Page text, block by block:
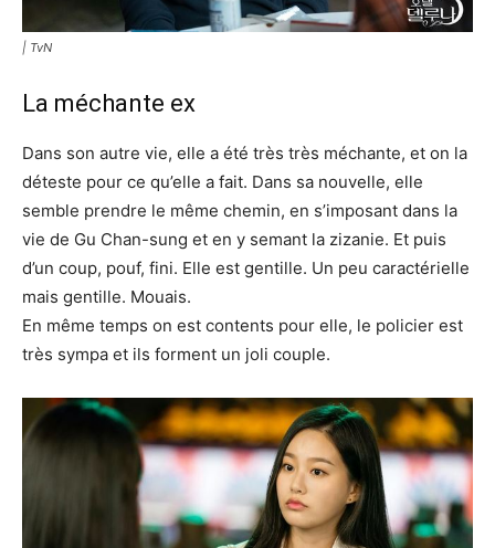
| TvN
La méchante ex
Dans son autre vie, elle a été très très méchante, et on la
déteste pour ce qu’elle a fait. Dans sa nouvelle, elle
semble prendre le même chemin, en s’imposant dans la
vie de Gu Chan-sung et en y semant la zizanie. Et puis
d’un coup, pouf, fini. Elle est gentille. Un peu caractérielle
mais gentille. Mouais.
En même temps on est contents pour elle, le policier est
très sympa et ils forment un joli couple.